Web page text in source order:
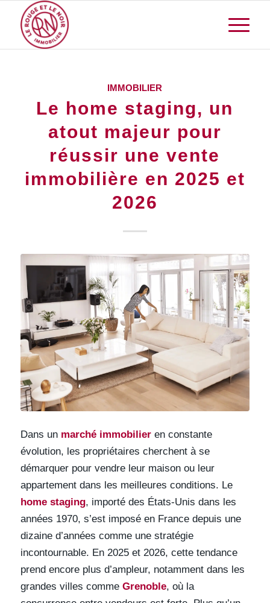
IMMOBILIER
Le home staging, un
atout majeur pour
réussir une vente
immobilière en 2025 et
2026
Dans un marché immobilieren constante
évolution, les propriétaires cherchent à se
démarquer pour vendre leur maison ou leur
appartement dans les meilleures conditions. Le
home staging, importé des États-Unis dans les
années 1970, s’est imposé en France depuis une
dizaine d’années comme une stratégie
incontournable. En 2025 et 2026, cette tendance
prend encore plus d’ampleur, notamment dans les
grandes villes comme Grenoble, où la